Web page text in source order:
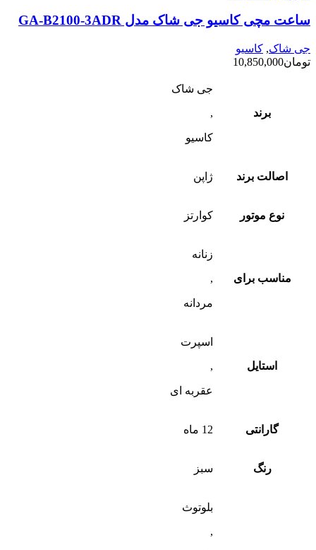
ساعت مچی کاسیو جی شاک مدل GA-B2100-3ADR
جی شاک, کاسیو
تومان10,850,000
برند
جی شاک
,
کاسیو
اصالت برند ژاپن
نوع موتور کوارتز
مناسب برای
زنانه
,
مردانه
استایل
اسپرت
,
عقربه ای
گارانتی 12 ماه
رنگ سبز
بلوتوث
,